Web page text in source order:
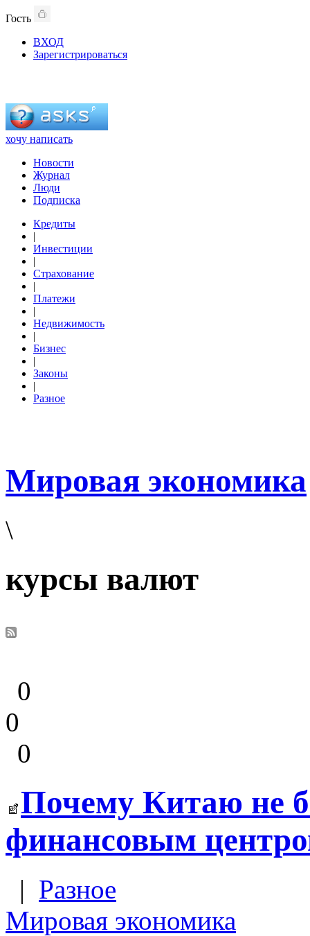
Гость
ВХОД
Зарегистрироваться
хочу написать
Новости
Журнал
Люди
Подписка
Кредиты
|
Инвестиции
|
Страхование
|
Платежи
|
Недвижимость
|
Бизнес
|
Законы
|
Разное
Мировая экономика
\
курсы валют
0
0
0
Почему Китаю не
финансовым
| Разное
Мировая экономика